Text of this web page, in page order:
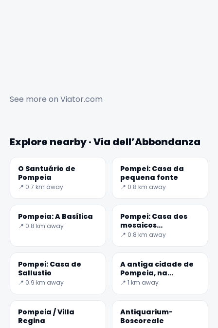
See more on Viator.com
Explore nearby · Via dell’Abbondanza
O Santuário de
Pompeia
📍 0.7 km away
Pompei: Casa da
pequena fonte
📍 0.8 km away
Pompeia: A Basílica
📍 0.8 km away
Pompei: Casa dos
mosaicos
geométricos
📍 0.8 km away
Pompei: Casa de
Sallustio
📍 0.9 km away
A antiga cidade de
Pompeia, na
Campânia
📍 1 km away
Pompeia / Villa
Regina
Antiquarium-
Boscoreale
🏆🏆 #1 Trip Planner 2026
Rated best travel app worldwide
★★★★★